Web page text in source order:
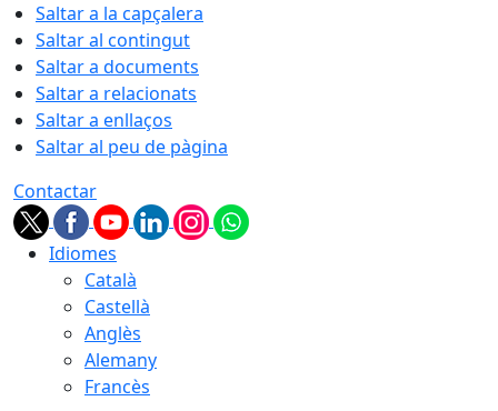
Saltar a la capçalera
Saltar al contingut
Saltar a documents
Saltar a relacionats
Saltar a enllaços
Saltar al peu de pàgina
Contactar
Idiomes
Català
Castellà
Anglès
Alemany
Francès